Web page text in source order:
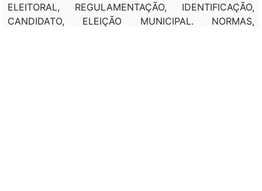
ELEITORAL, REGULAMENTAÇÃO, IDENTIFICAÇÃO,
CANDIDATO, ELEIÇÃO MUNICIPAL. NORMAS,